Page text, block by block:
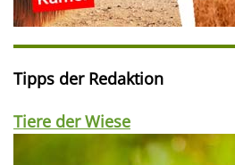
Tipps der Redaktion
Tiere der Wiese